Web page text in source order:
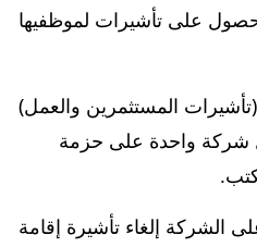
على تأشيرات لموظفيها
المستثمرين والعمل)
شركة واحدة على حزمة
الشركة إلغاء تأشيرة إقامة